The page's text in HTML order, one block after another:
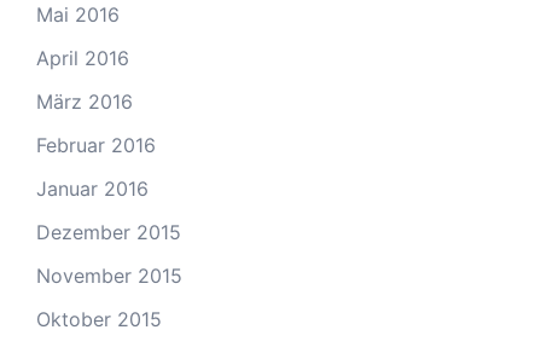
Mai 2016
April 2016
März 2016
Februar 2016
Januar 2016
Dezember 2015
November 2015
Oktober 2015